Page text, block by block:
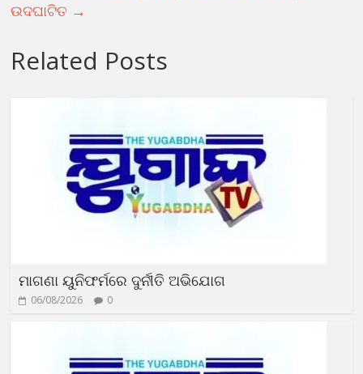
ଉଦଘାଟିତ →
Related Posts
ମାଗଣା ୟୁନିଫର୍ମରେ ଦୁର୍ନୀତି ଅଭିଯୋଗ
06/08/2026 0